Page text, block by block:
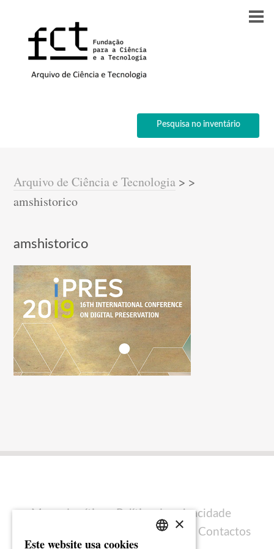
Pesquisa no inventário
Arquivo de Ciência e Tecnologia > >
amshistorico
amshistorico
Mapa do sítio
Política de privacidade
Ficha técnica Contactos
×
Este website usa cookies